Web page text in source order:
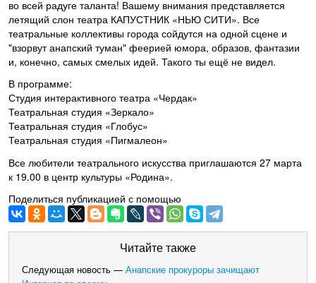
во всей радуге таланта! Вашему внимания представляется
летящий слон театра КАПУСТНИК «НЬЮ СИТИ». Все
театральные коллективы города сойдутся на одной сцене и
"взорвут анапский туман" феерией юмора, образов, фантазии
и, конечно, самых смелых идей. Такого ты ещё не видел.
В программе:
Студия интерактивного театра «Чердак»
Театральная студия «Зеркало»
Театральная студия «Глобус»
Театральная студия «Пигмалеон»
Все любители театрального искусства приглашаются 27 марта
к 19.00 в центр культуры «Родина».
Поделиться публикацией с помощью
Читайте также
Следующая новость — Анапские прокуроры зачищают